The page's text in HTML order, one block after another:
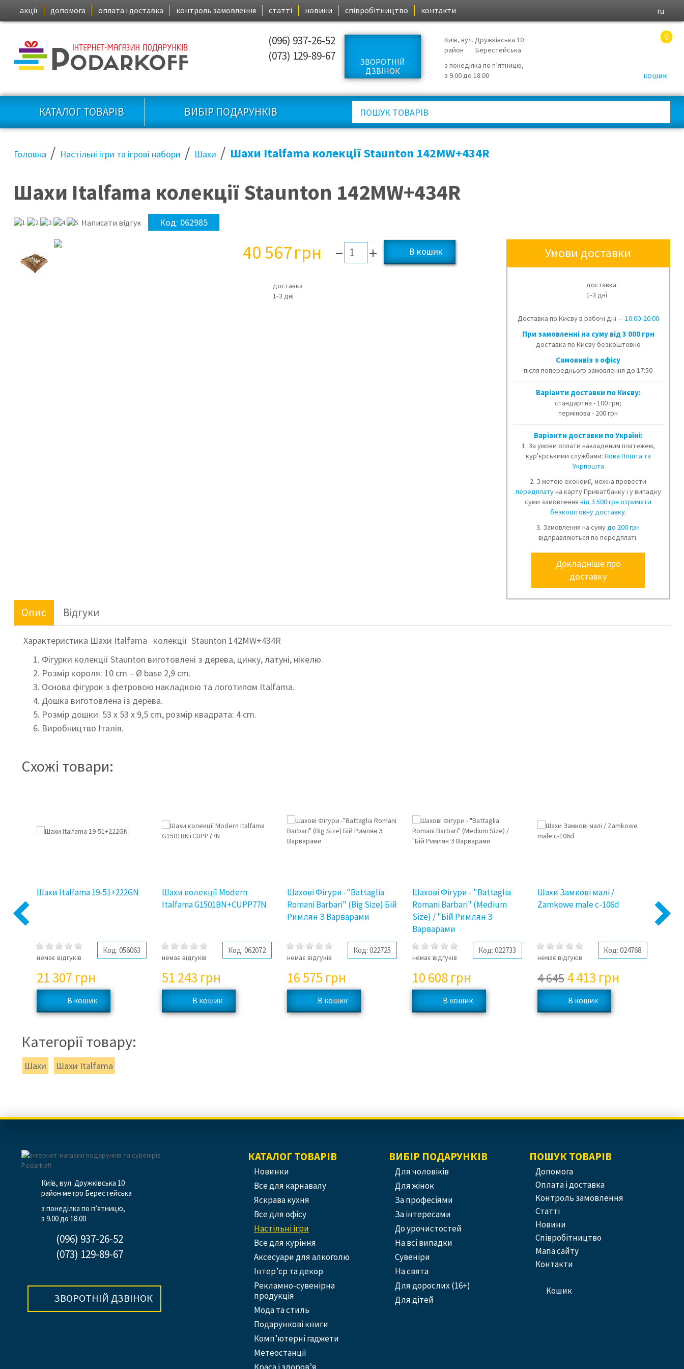
акції допомога оплата і доставка контроль замовлення статті новини співробітництво контакти ru
(096) 937-26-52
(073) 129-89-67
ЗВОРОТНІЙ
ДЗВІНОК
Київ, вул. Дружківська 10
район
Берестейська
з понеділка по п’ятницю,
з 9.00 до 18.00
0
кошик
КАТАЛОГ ТОВАРІВ ВИБІР ПОДАРУНКІВ
Головна / Настільні ігри та ігрові набори / Шахи / Шахи Italfama колекції Staunton 142MW+434R
Шахи Italfama колекції Staunton 142MW+434R
Написати відгук Код: 062985
40 567грн – +
доставка
1‑3 дні
Умови доставки
доставка
1‑3 дні
Доставка по Києву в рабочі дні —10:00‑20:00
При замовленні на суму від 3 000 грн
доставка по Києву безкоштовно
Cамовивіз з офісу
після попереднього замовлення до 17:50
Варіанти доставки по Києву:
стандартна - 100 грн;
термінова - 200 грн
Варіанти доставки по Україні:
1. За умови оплати накладеним платежем,
кур'єрськими службами: Нова Пошта та
Укрпошта
2. З метою економії, можна провести
передплатуна карту Приватбанку і у випадку
суми замовленнявід 3 500 грн отримати
безкоштовну доставку.
3. Замовлення на сумудо 200 грн
відправляються по передплаті.
Докладніше про
доставку
Опис Відгуки
Характеристика Шахи Italfama колекції Staunton 142MW+434R
Фігурки колекції Staunton виготовлені з дерева, цинку, латуні, нікелю.
Розмір короля: 10 cm – Ø base 2,9 cm.
Основа фігурок з фетровою накладкою та логотипом Italfama.
Дошка виготовлена ​​із дерева.
Розмір дошки: 53 x 53 x 9,5 cm, розмір квадрата: 4 cm.
Виробництво Італія.
Схожі товари:
Previous
Шахи Italfama 19-51+222GN
немає відгуків
Код: 056063
21 307 грн
Шахи колекції Modern
Italfama G1501BN+CUPP77N
немає відгуків
Код: 062072
51 243 грн
Шахові Фігури -"Battaglia
Romani Barbari" (Big Size) Бій
Римлян З Варварами
немає відгуків
Код: 022725
16 575 грн
Шахові Фігури - "Battaglia
Romani Barbari" (Medium
Size) / "Бій Римлян З
Варварами
немає відгуків
Код: 022733
10 608 грн
Шахи Замкові малі /
Zamkowe male c-106d
немає відгуків
Код: 024768
4 6454 413 грн
Next
Категорії товару:
Шахи Шахи Italfama
Київ, вул. Дружківська 10
район метро Берестейська
з понеділка по п’ятницю,
з 9.00 до 18.00
(096) 937-26-52
(073) 129-89-67
ЗВОРОТНІЙ ДЗВІНОК
КАТАЛОГ ТОВАРІВ
Новинки
Все для карнавалу
Яскрава кухня
Все для офісу
Настільні ігри
Все для куріння
Аксесуари для алкоголю
Інтер’єр та декор
Рекламно-сувенірна
продукція
Мода та стиль
Подарункові книги
Комп’ютерні гаджети
Метеостанції
ВИБІР ПОДАРУНКІВ
Для чоловіків
Для жінок
За професіями
За інтересами
До урочистостей
На всі випадки
Сувеніри
На свята
Для дорослих (16+)
Для дітей
ПОШУК ТОВАРІВ
допомога
оплата і доставка
контроль замовлення
статті
новини
співробітництво
Мапа сайту
контакти
кошик